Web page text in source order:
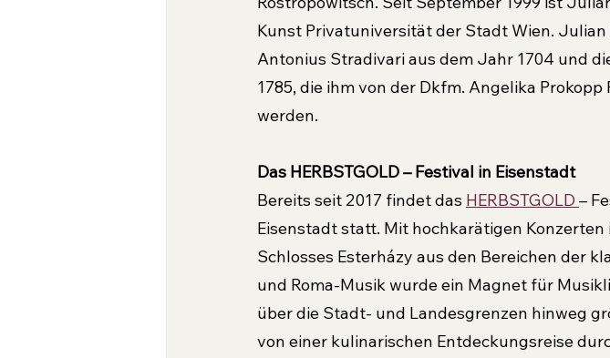
Kunst Privatuniversität der Stadt Wien. Julian
Antonius Stradivari aus dem Jahr 1704 und
1785, die ihm von der Dkfm. Angelika
werden.
Das HERBSTGOLD – Festival in Eisenstadt
Bereits seit 2017 findet das HERBSTGOLD –
Eisenstadt statt. Mit hochkarätigen
Schlosses Esterházy aus den Bereichen der
und Roma-Musik wurde ein Magnet für
über die Stadt- und Landesgrenzen hinweg
von einer kulinarischen Entdeckungsreise